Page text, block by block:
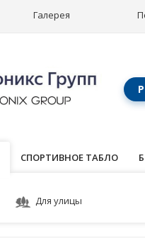
Галерея
СПОРТИВНОЕ ТАБЛО
Для улицы